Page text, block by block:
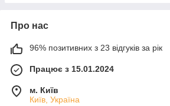
Про нас
96% позитивних з 23 відгуків за рік
Працює з 15.01.2024
м. Київ
Київ, Україна